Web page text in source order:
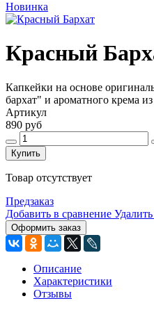
Новинка
Красный
Капкейки на основе
бархат" и ароматного крема
Артикул
890 руб
Купить
Товар отсутствует
Предзаказ
Добавить в сравнение
Оформить заказ
Описание
Характеристики
Отзывы